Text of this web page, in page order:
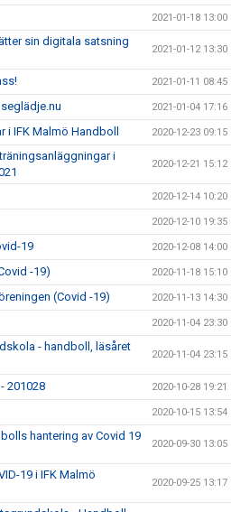
2021-01-18 13:00
sin digitala satsning
2021-01-12 13:30
2021-01-11 08:45
2021-01-04 17:16
i IFK Malmö Handboll 2020-12-23 09:15
i
2020-12-21 15:12
2020-12-14 10:20
2020-12-10 19:35
19 2020-12-08 14:00
-19) 2020-11-18 15:10
(Covid -19) 2020-11-13 14:30
2020-11-04 23:30
- handboll, läsåret
2020-11-04 23:15
201028 2020-10-28 19:21
2020-10-15 13:54
hantering av Covid 19
2020-09-30 13:05
19 i IFK Malmö
2020-09-25 13:17